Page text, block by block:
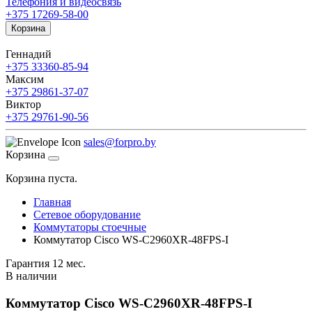
+375 17269-58-00
Корзина
Геннадий
+375 33360-85-94
Максим
+375 29861-37-07
Виктор
+375 29761-90-56
sales@forpro.by
Корзина
Корзина пуста.
Главная
Сетевое оборудование
Коммутаторы стоечные
Коммутатор Cisco WS-C2960XR-48FPS-I
Гарантия 12 мес.
В наличии
Коммутатор Cisco WS-C2960XR-48FPS-I